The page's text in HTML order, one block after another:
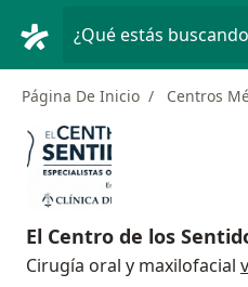
¿Qué estás
Página De Inicio Centros
El Centro de los
Cirugía oral y maxilofacial